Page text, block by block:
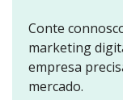
Conte
marketing
empresa
mercado.